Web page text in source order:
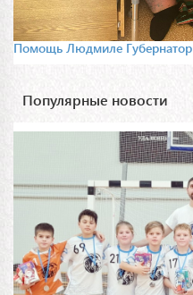
Помощь Людмиле Губернатор
Популярные новости